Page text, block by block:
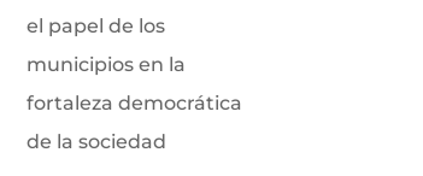
el papel de los
municipios en la
fortaleza democrática
de la sociedad